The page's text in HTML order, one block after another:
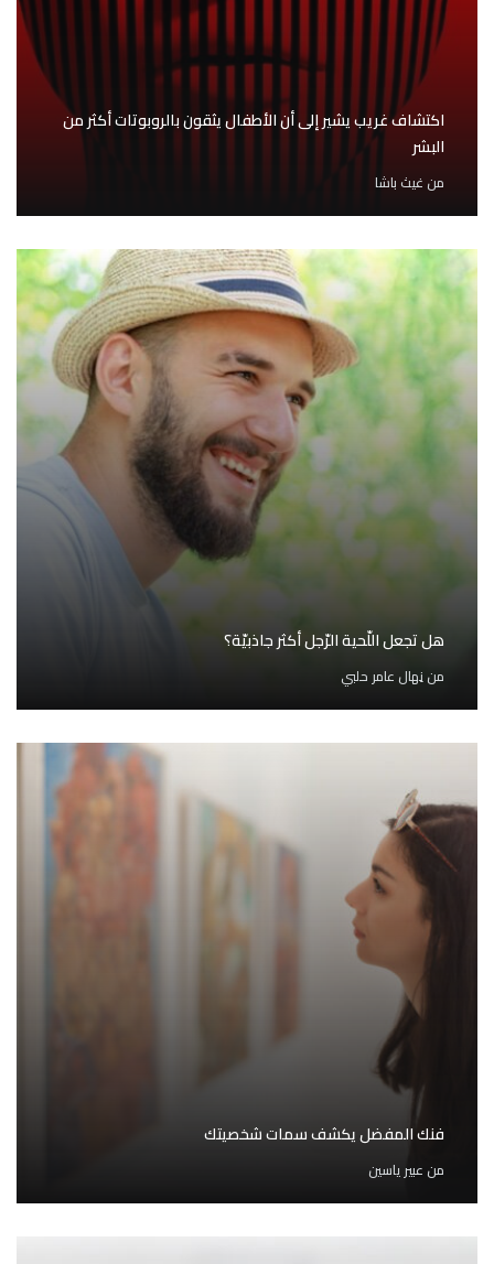
اكتشاف غريب يشير إلى أن الأطفال يثقون بالروبوتات أكثر من
البشر
من غيث باشا
هل تجعل اللّحية الرّجل أكثر جاذبيّة؟
مننِهال عامر حلبي
فنك المفضل يكشف سمات شخصيتك
من عبير ياسين